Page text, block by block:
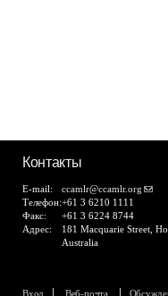
Контакты
E-mail:
ccamlr@ccamlr.org
Телефон:+61 3 6210 1111
Факс:
+61 3 6224 8744
Адрес:
181 Macquarie Street,
Australia
Вход Веб-почта